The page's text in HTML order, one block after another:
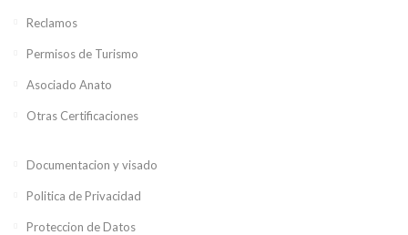
Reclamos
Permisos de Turismo
Asociado Anato
Otras Certificaciones
Documentacion y visado
Politica de Privacidad
Proteccion de Datos